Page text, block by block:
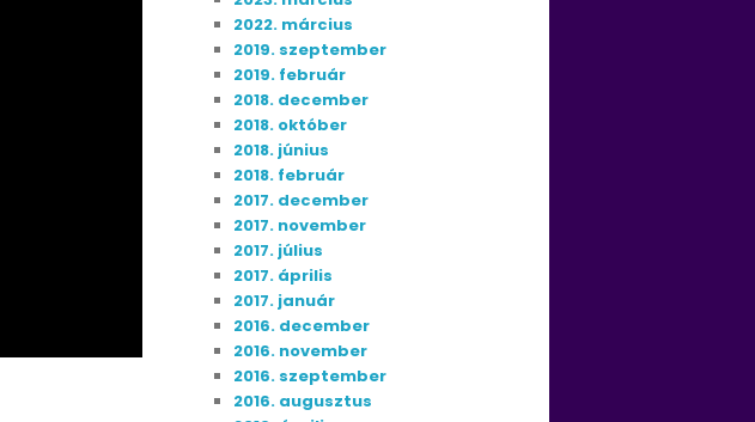
2022. március
2019. szeptember
2019. február
2018. december
2018. október
2018. június
2018. február
2017. december
2017. november
2017. július
2017. április
2017. január
2016. december
2016. november
2016. szeptember
2016. augusztus